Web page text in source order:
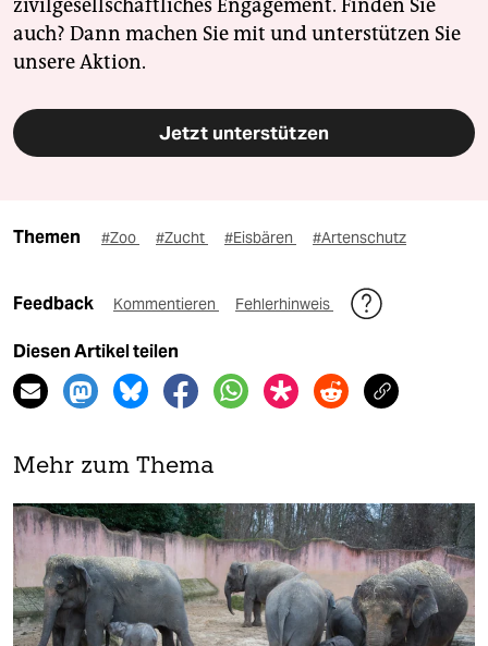
zivilgesellschaftliches Engagement. Finden Sie
auch? Dann machen Sie mit und unterstützen Sie
unsere Aktion.
Jetzt unterstützen
Themen #Zoo #Zucht #Eisbären #Artenschutz
Feedback Kommentieren Fehlerhinweis
Diesen Artikel teilen
Mehr zum Thema